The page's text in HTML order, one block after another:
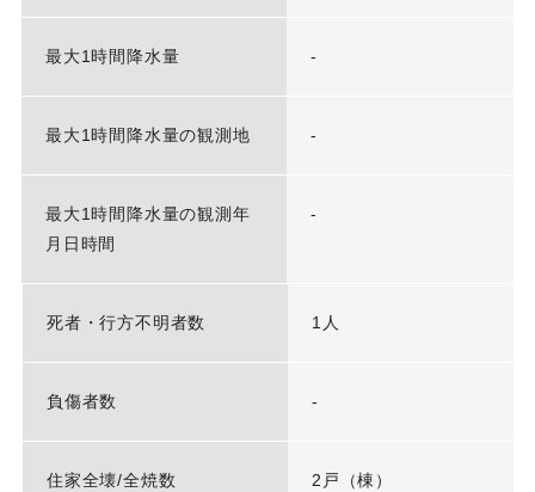
最大1時間降水量 -
最大1時間降水量の観測地 -
最大1時間降水量の観測年
月日時間
-
死者・行方不明者数 1人
負傷者数 -
住家全壊/全焼数 2戸（棟）